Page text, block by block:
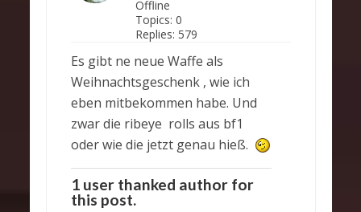
Offline
Topics: 0
Replies: 579
Es gibt ne neue Waffe als
Weihnachtsgeschenk , wie ich
eben mitbekommen habe. Und
zwar die ribeye rolls aus bf1
oder wie die jetzt genau hieß.
1 user thanked author for
this post.